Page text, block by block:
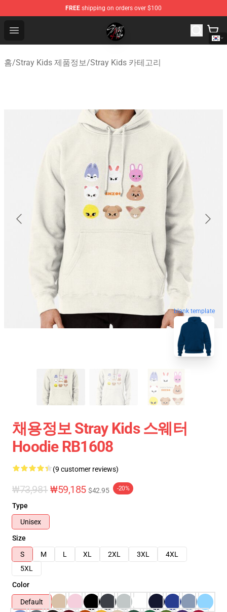
FREE shipping on orders over $100
Open menu
Stray Kids Shop - Official Stray Kids Merchandise Store
홈/Stray Kids 제품정보/Stray Kids 카테고리
blank template
채용정보 Stray Kids 스웨터
Hoodie RB1608
(9 customer reviews)
₩73,981 ₩59,185 $42.95 -20%
Type
Unisex
Size
S
M L XL 2XL 3XL
4XL
5XL
Color
Default